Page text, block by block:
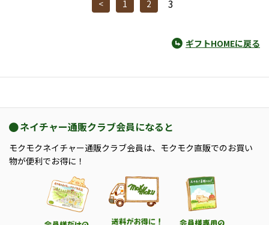
< 1 2 3
ギフトHOMEに戻る
ネイチャー通販クラブ会員になると
モクモクネイチャー通販クラブ会員は、モクモク直販でのお買い
物が便利でお得に！